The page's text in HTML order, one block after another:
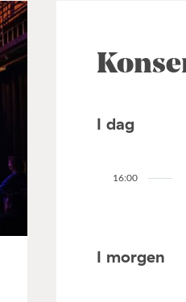
I dag
16:00
I morgen